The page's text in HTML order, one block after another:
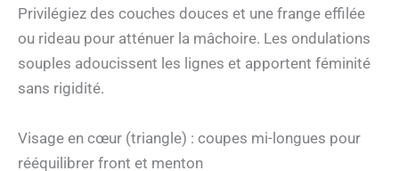
Privilégiez des couches douces et une frange effilée
ou rideau pour atténuer la mâchoire. Les ondulations
souples adoucissent les lignes et apportent féminité
sans rigidité.
Visage en cœur (triangle) : coupes mi-longues pour
rééquilibrer front et menton